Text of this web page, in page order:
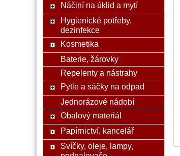
Náčiní na úklid a mytí
Hygienické potřeby,
dezinfekce
Kosmetika
Baterie, žárovky
Repelenty a nástrahy
Pytle a sáčky na odpad
Jednorázové nádobí
Obalový materiál
Papírnictví, kancelář
Svíčky, oleje, lampy,